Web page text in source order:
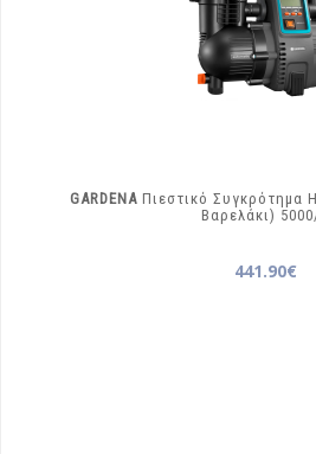
GARDENA Πιεστικό Συγκρότημα
Βαρελάκι)
441.90€